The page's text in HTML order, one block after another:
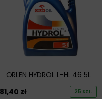
ORLEN HYDROL L-HL 46 5L
81,40 zł 25 szt.